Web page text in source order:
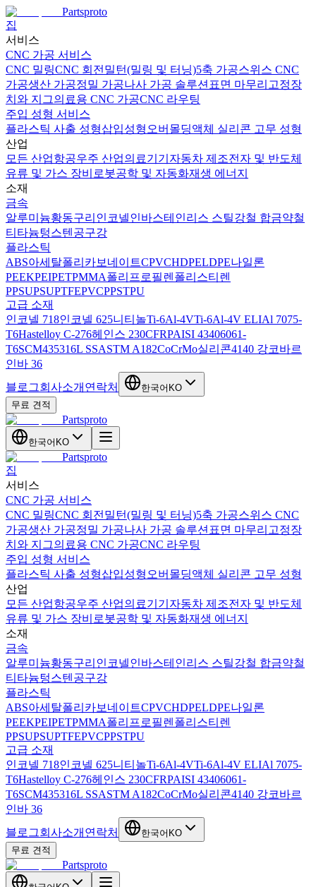
Partsproto
집
서비스
CNC 가공 서비스
CNC 밀링CNC 회전 밀턴(밀링 및 터닝)5축 가공스위스 CNC
가공생산 가공정밀 가공나사 가공 솔루션 표면 마무리 고정장
치와 지그의료용 CNC 가공CNC 라우팅
주입 성형 서비스
플라스틱 사출 성형삽입성형 오버몰딩액체 실리콘 고무 성형
산업
모든 산업항공우주 산업의료기기 자동차 제조전자 및 반도체
유류 및 가스 장비 로봇공학 및 자동화재생 에너지
소재
금속
알루미늄황동구리 인코넬인바스테인리스 스틸강철 합금약철
티타늄텅스텐 공구강
플라스틱
ABS아세탈폴리카보네이트CPVCHDPELDPE나일론
PEEKPEIPETPMMA폴리프로필렌 폴리스티렌
PPSUPSUPTFEPVCPPSTPU
고급 소재
인코넬 718인코넬 625니티놀Ti-6Al-4VTi-6Al-4V ELIAl 7075-
T6Hastelloy C-276헤인스 230CFRPAISI 43406061-
T6SCM435316L SSASTM A182CoCrMo실리콘4140 강코바르
인바 36
블로그회사소개 연락처 한국어 KO
무료 견적
Partsproto
한국어 KO
Partsproto
집
서비스
CNC 가공 서비스
CNC 밀링CNC 회전 밀턴(밀링 및 터닝)5축 가공스위스 CNC
가공생산 가공정밀 가공나사 가공 솔루션 표면 마무리 고정장
치와 지그의료용 CNC 가공CNC 라우팅
주입 성형 서비스
플라스틱 사출 성형삽입성형 오버몰딩액체 실리콘 고무 성형
산업
모든 산업항공우주 산업의료기기 자동차 제조전자 및 반도체
유류 및 가스 장비 로봇공학 및 자동화재생 에너지
소재
금속
알루미늄황동구리 인코넬인바스테인리스 스틸강철 합금약철
티타늄텅스텐 공구강
플라스틱
ABS아세탈폴리카보네이트CPVCHDPELDPE나일론
PEEKPEIPETPMMA폴리프로필렌 폴리스티렌
PPSUPSUPTFEPVCPPSTPU
고급 소재
인코넬 718인코넬 625니티놀Ti-6Al-4VTi-6Al-4V ELIAl 7075-
T6Hastelloy C-276헤인스 230CFRPAISI 43406061-
T6SCM435316L SSASTM A182CoCrMo실리콘4140 강코바르
인바 36
블로그회사소개 연락처 한국어 KO
무료 견적
Partsproto